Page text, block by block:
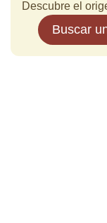
Descubre el
Buscar